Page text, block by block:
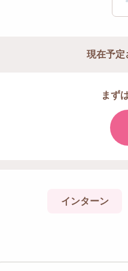
現在予定
まず
インターン